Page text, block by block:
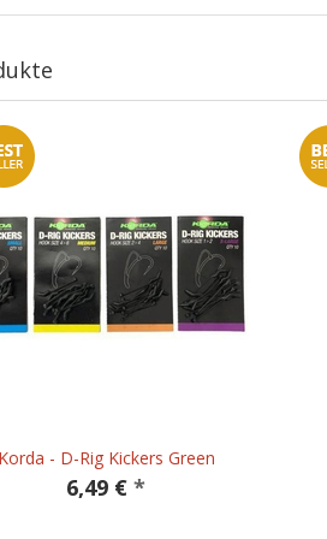
Korda - D-Rig Kickers Green
6,49 € *